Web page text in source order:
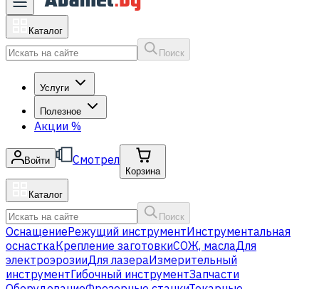
Каталог
Поиск
Услуги
Полезное
Акции %
Войти Смотрел
Корзина
Каталог
Поиск
ОснащениеРежущий инструментИнструментальная
оснасткаКрепление заготовкиСОЖ, маслаДля
электроэрозииДля лазераИзмерительный
инструментГибочный инструментЗапчасти